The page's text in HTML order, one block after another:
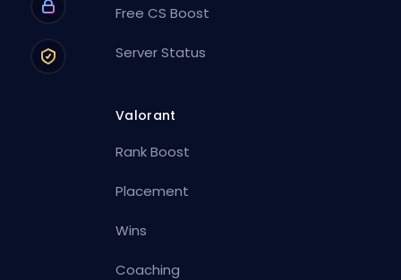
Free CS Boost
Server Status
Valorant
Rank Boost
Placement
Wins
Coaching